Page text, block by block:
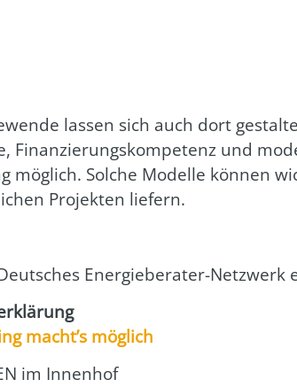
las­sen sich auch dort
Finan­zie­rungs­kom­pe­tenz und
mög­lich. Sol­che Model­le kön­nen
Pro­jek­ten lie­fern.
Ener­gie­be­ra­ter-Netz­werk
macht’s mög­lich
im Innen­hof